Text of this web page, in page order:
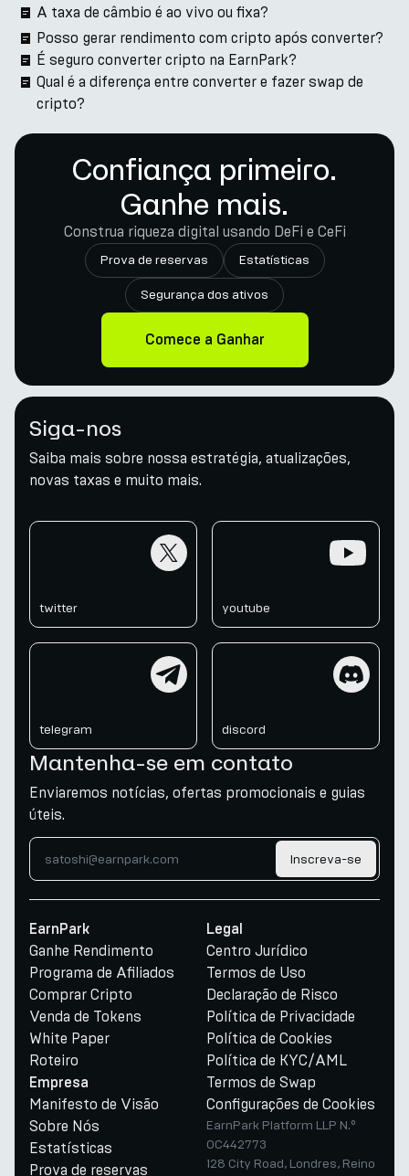
A taxa de câmbio é ao vivo ou fixa?
Posso gerar rendimento com cripto após converter?
É seguro converter cripto na EarnPark?
Qual é a diferença entre converter e fazer swap de
cripto?
Confiança primeiro.
Ganhe mais.
Construa riqueza digital usando DeFi e CeFi
Prova de reservas Estatísticas
Segurança dos ativos
Comece a Ganhar
Siga-nos
Saiba mais sobre nossa estratégia, atualizações,
novas taxas e muito mais.
twitter youtube
telegram discord
Mantenha-se em contato
Enviaremos notícias, ofertas promocionais e guias
úteis.
Inscreva-se
EarnPark
Ganhe Rendimento
Programa de Afiliados
Comprar Cripto
Venda de Tokens
White Paper
Roteiro
Empresa
Manifesto de Visão
Sobre Nós
Estatísticas
Prova de reservas
Legal
Centro Jurídico
Termos de Uso
Declaração de Risco
Política de Privacidade
Política de Cookies
Política de KYC/AML
Termos de Swap
Configurações de Cookies
EarnPark Platform LLP N.º
OC442773
128 City Road, Londres, Reino